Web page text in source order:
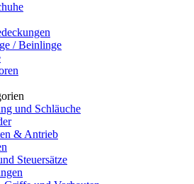
/ Beinlinge
und Schläuche
& Antrieb
Steuersätze